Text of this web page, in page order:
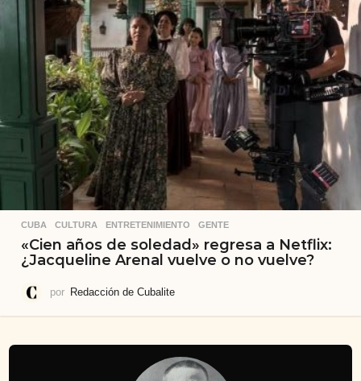
CUBA ,CULTURA ,ENTRETENIMIENTO ,GENTE
«Cien años de soledad» regresa a Netflix:
¿Jacqueline Arenal vuelve o no vuelve?
por Redacción de Cubalite